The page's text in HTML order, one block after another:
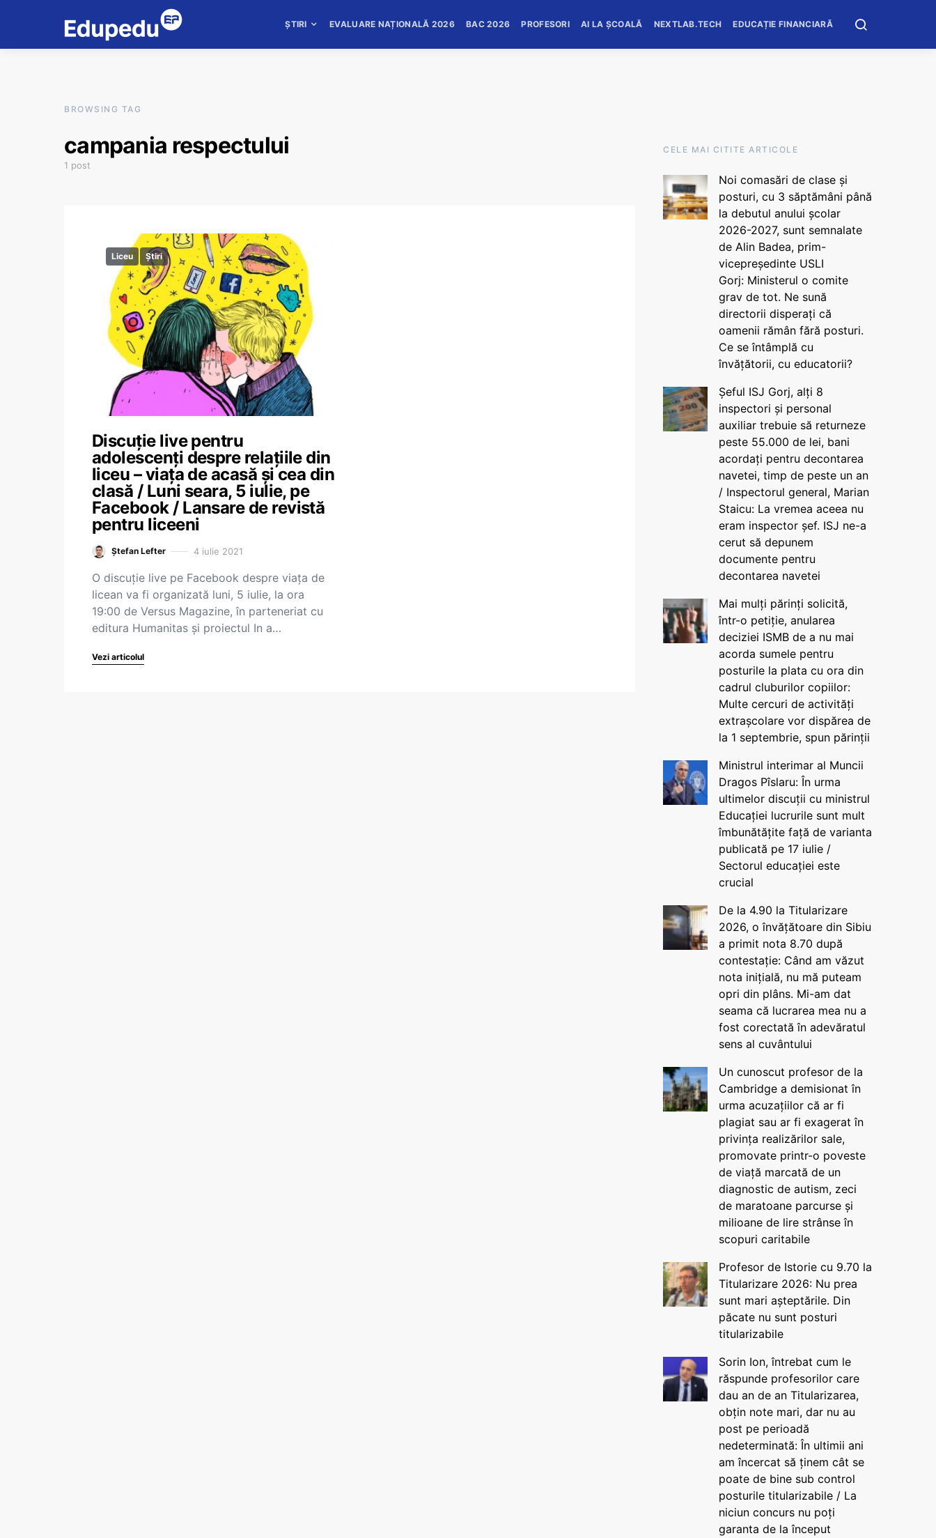
ȘTIRI EVALUARE NAȚIONALĂ 2026 BAC 2026 PROFESORI AI LA ȘCOALĂ NEXTLAB.TECH EDUCAȚIE FINANCIARĂ
BROWSING TAG
campania respectului
1 post
Liceu Știri
Discuție live pentru
adolescenți despre relațiile din
liceu – viața de acasă și cea din
clasă / Luni seara, 5 iulie, pe
Facebook / Lansare de revistă
pentru liceeni
Ștefan Lefter 4 iulie 2021
O discuție live pe Facebook despre viața de
licean va fi organizată luni, 5 iulie, la ora
19:00 de Versus Magazine, în parteneriat cu
editura Humanitas și proiectul In a…
Vezi articolul
CELE MAI CITITE ARTICOLE
Noi comasări de clase și
posturi, cu 3 săptămâni până
la debutul anului școlar
2026-2027, sunt semnalate
de Alin Badea, prim-
vicepreședinte USLI
Gorj: Ministerul o comite
grav de tot. Ne sună
directorii disperați că
oamenii rămân fără posturi.
Ce se întâmplă cu
învățătorii, cu educatorii?
Șeful ISJ Gorj, alți 8
inspectori și personal
auxiliar trebuie să returneze
peste 55.000 de lei, bani
acordați pentru decontarea
navetei, timp de peste un an
/ Inspectorul general, Marian
Staicu: La vremea aceea nu
eram inspector șef. ISJ ne-a
cerut să depunem
documente pentru
decontarea navetei
Mai mulți părinți solicită,
într-o petiție, anularea
deciziei ISMB de a nu mai
acorda sumele pentru
posturile la plata cu ora din
cadrul cluburilor copiilor:
Multe cercuri de activități
extrașcolare vor dispărea de
la 1 septembrie, spun părinții
Ministrul interimar al Muncii
Dragos Pîslaru: În urma
ultimelor discuții cu ministrul
Educației lucrurile sunt mult
îmbunătățite față de varianta
publicată pe 17 iulie /
Sectorul educației este
crucial
De la 4.90 la Titularizare
2026, o învățătoare din Sibiu
a primit nota 8.70 după
contestație: Când am văzut
nota inițială, nu mă puteam
opri din plâns. Mi-am dat
seama că lucrarea mea nu a
fost corectată în adevăratul
sens al cuvântului
Un cunoscut profesor de la
Cambridge a demisionat în
urma acuzațiilor că ar fi
plagiat sau ar fi exagerat în
privința realizărilor sale,
promovate printr-o poveste
de viață marcată de un
diagnostic de autism, zeci
de maratoane parcurse și
milioane de lire strânse în
scopuri caritabile
Profesor de Istorie cu 9.70 la
Titularizare 2026: Nu prea
sunt mari așteptările. Din
păcate nu sunt posturi
titularizabile
Sorin Ion, întrebat cum le
răspunde profesorilor care
dau an de an Titularizarea,
obțin note mari, dar nu au
post pe perioadă
nedeterminată: În ultimii ani
am încercat să ținem cât se
poate de bine sub control
posturile titularizabile / La
niciun concurs nu poți
garanta de la început